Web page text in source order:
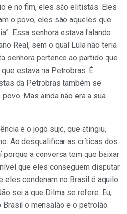
e no fim, eles são elitistas. Eles
o povo, eles são aqueles que
Essa senhora estava falando
Real, sem o qual Lula não teria
senhora pertence ao partido que
estava na Petrobras. É
da Petrobras também se
Mas ainda não era a sua
e o jogo sujo, que atingiu,
Ao desqualificar as críticas dos
porque a conversa tem que baixar
que eles conseguem disputar
eles condenam no Brasil é aquilo
sei a que Dilma se refere. Eu,
o mensalão e o petrolão.